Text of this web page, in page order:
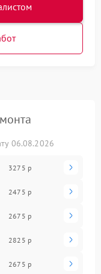
06.08.2026
3275 р
2475 р
2675 р
2825 р
2675 р